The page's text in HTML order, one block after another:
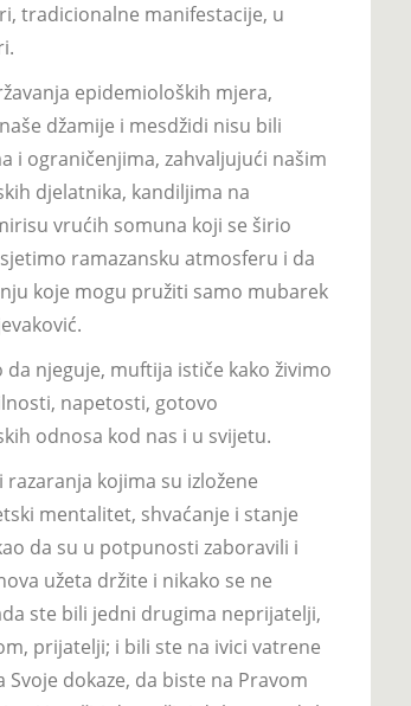
tradicionalne manifestacije, u
epidemioloških mjera,
džamije i mesdžidi nisu bili
i ograničenjima, zahvaljujući našim
djelatnika, kandiljima na
vrućih somuna koji se širio
ramazansku atmosferu i da
koje mogu pružiti samo mubarek
njeguje, muftija ističe kako živimo
napetosti, gotovo
odnosa kod nas i u svijetu.
kojima su izložene
mentalitet, shvaćanje i stanje
da su u potpunosti zaboravili i
užeta držite i nikako se ne
ste bili jedni drugima neprijatelji,
prijatelji; i bili ste na ivici vatrene
Svoje dokaze, da biste na Pravom